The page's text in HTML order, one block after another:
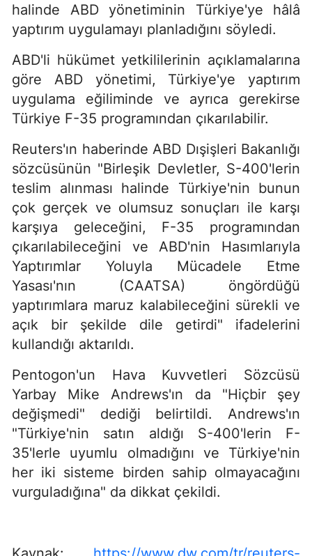
halinde ABD yönetiminin Türkiye'ye hâlâ
yaptırım uygulamayı planladığını söyledi.
ABD'li hükümet yetkililerinin açıklamalarına
göre ABD yönetimi, Türkiye'ye yaptırım
uygulama eğiliminde ve ayrıca gerekirse
Türkiye F-35 programından çıkarılabilir.
Reuters'ın haberinde ABD Dışişleri Bakanlığı
sözcüsünün "Birleşik Devletler, S-400'lerin
teslim alınması halinde Türkiye'nin bunun
çok gerçek ve olumsuz sonuçları ile karşı
karşıya geleceğini, F-35 programından
çıkarılabileceğini ve ABD'nin Hasımlarıyla
Yaptırımlar Yoluyla Mücadele Etme
Yasası'nın (CAATSA) öngördüğü
yaptırımlara maruz kalabileceğini sürekli ve
açık bir şekilde dile getirdi" ifadelerini
kullandığı aktarıldı.
Pentogon'un Hava Kuvvetleri Sözcüsü
Yarbay Mike Andrews'ın da "Hiçbir şey
değişmedi" dediği belirtildi. Andrews'ın
"Türkiye'nin satın aldığı S-400'lerin F-
35'lerle uyumlu olmadığını ve Türkiye'nin
her iki sisteme birden sahip olmayacağını
vurguladığına" da dikkat çekildi.